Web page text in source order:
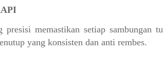
presisi memastikan setiap sambungan
yang konsisten dan anti rembes.